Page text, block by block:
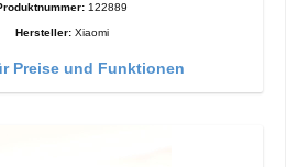
122889
Hersteller: Xiaomi
Preise und Funktionen